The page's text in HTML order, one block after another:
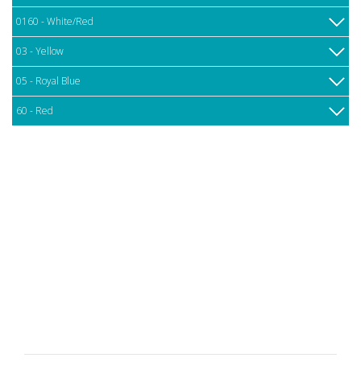
0160 - White/Red
03 - Yellow
05 - Royal Blue
60 - Red